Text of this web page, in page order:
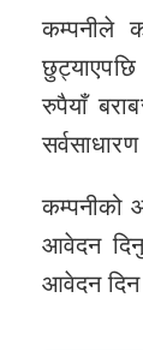
कम्पनीले
रुपैयाँ
कम्पनीको
आवेदन
आवेदन दिन